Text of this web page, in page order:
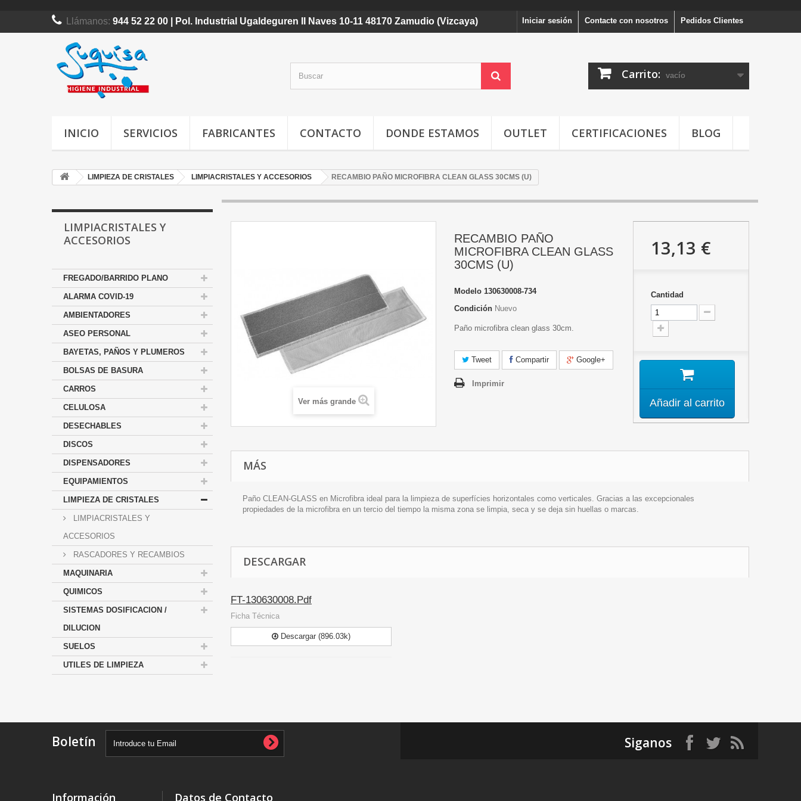
Pedidos Clientes
Contacte con nosotros
Llámanos: 944 52 22 00 | Pol. Industrial Ugaldeguren II Naves 10-11 48170 Zamudio (Vizcaya) Iniciar sesión
Carrito: vacío
INICIO SERVICIOS FABRICANTES CONTACTO DONDE ESTAMOS OUTLET CERTIFICACIONES BLOG
LIMPIEZA DE CRISTALES LIMPIACRISTALES Y ACCESORIOS RECAMBIO PAÑO MICROFIBRA CLEAN GLASS 30CMS (U)
LIMPIACRISTALES Y
ACCESORIOS
FREGADO/BARRIDO PLANO
ALARMA COVID-19
AMBIENTADORES
ASEO PERSONAL
BAYETAS, PAÑOS Y PLUMEROS
BOLSAS DE BASURA
CARROS
CELULOSA
DESECHABLES
DISCOS
DISPENSADORES
EQUIPAMIENTOS
LIMPIEZA DE CRISTALES
LIMPIACRISTALES Y
ACCESORIOS
RASCADORES Y RECAMBIOS
MAQUINARIA
QUIMICOS
SISTEMAS DOSIFICACION /
DILUCION
SUELOS
UTILES DE LIMPIEZA
Ver más grande
RECAMBIO PAÑO
MICROFIBRA CLEAN GLASS
30CMS (U)
Modelo 130630008-734
Condición Nuevo
Paño microfibra clean glass 30cm.
Tweet Compartir Google+
Imprimir
13,13 €
Cantidad
Añadir al carrito
MÁS
Paño CLEAN-GLASS en Microfibra ideal para la limpieza de superfícies horizontales como verticales. Gracias a las excepcionales
propiedades de la microfibra en un tercio del tiempo la misma zona se limpia, seca y se deja sin huellas o marcas.
DESCARGAR
FT-130630008.Pdf
Ficha Técnica
Descargar (896.03k)
Boletín Siganos
Información Datos de Contacto